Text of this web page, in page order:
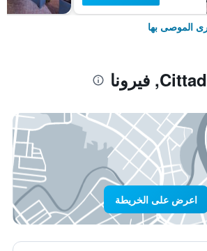
الموصى بها
اعرض على الخريطة